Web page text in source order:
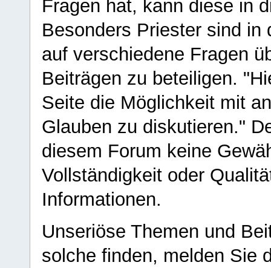
Fragen hat, kann diese in
Besonders Priester sind in
auf verschiedene Fragen
Beiträgen zu beteiligen.
Seite die Möglichkeit mit
Glauben zu diskutieren."
diesem Forum keine
Vollständigkeit oder
Informationen.
Unseriöse Themen und
solche finden, melden Sie